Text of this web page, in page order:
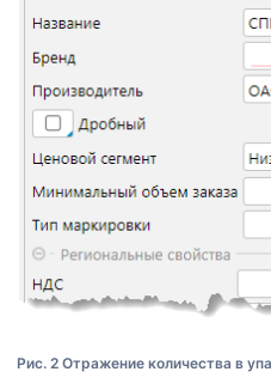
(ТСД)
Рис. 2 Отражение количества в